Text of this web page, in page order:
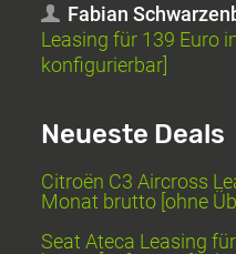
Fabian
Leasing für 139 Euro
konfigurierbar]
Neueste Deals
Citroën C3 Aircross
Monat brutto [ohne
Seat Ateca Leasing